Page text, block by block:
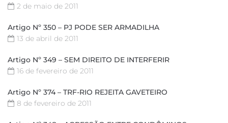
2 de maio de 2011
Artigo Nº 350 – PJ PODE SER ARMADILHA
13 de abril de 2011
Artigo Nº 349 – SEM DIREITO DE INTERFERIR
16 de fevereiro de 2011
Artigo Nº 374 – TRF-RIO REJEITA GAVETEIRO
8 de fevereiro de 2011